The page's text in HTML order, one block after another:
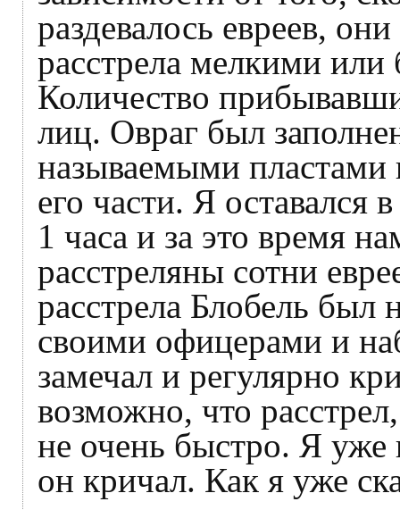
раздевалось евреев,
расстрела мелкими
Количество
лиц. Овраг был
называемыми
его части. Я оставался
1 часа и за это время
расстреляны сотни
расстрела Блобель был
своими офицерами и
замечал и регулярно
возможно, что
не очень быстро. Я уже
он кричал. Как я уже